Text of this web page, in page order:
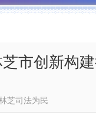
市创新构
芝司法为民